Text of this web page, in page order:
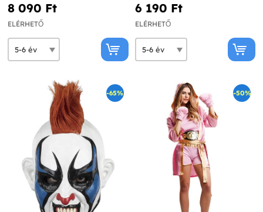
8 090 Ft‎
ELÉRHETŐ
6 190 Ft‎
ELÉRHETŐ
-65% -50%